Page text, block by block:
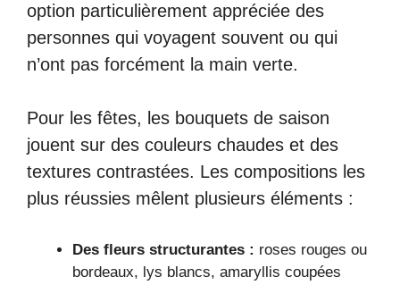
option particulièrement appréciée des
personnes qui voyagent souvent ou qui
n’ont pas forcément la main verte.
Pour les fêtes, les bouquets de saison
jouent sur des couleurs chaudes et des
textures contrastées. Les compositions les
plus réussies mêlent plusieurs éléments :
Des fleurs structurantes : roses rouges ou
bordeaux, lys blancs, amaryllis coupées